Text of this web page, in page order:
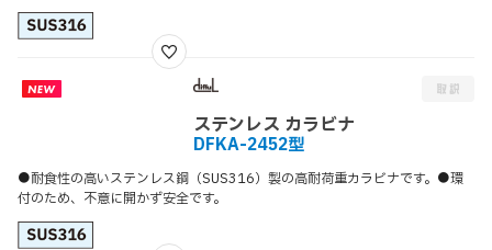
ステンレス カラビナ
DFKA-2452型
●耐食性の高いステンレス鋼（SUS316）製の高耐荷重カラビナです。●環
付のため、不意に開かず安全です。